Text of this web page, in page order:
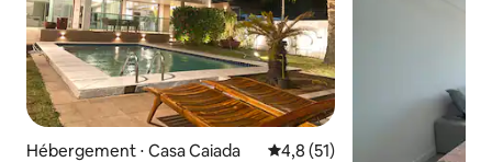
Hébergement ⋅ Casa Caiada Évaluation moyenne sur la
4,8 (51)